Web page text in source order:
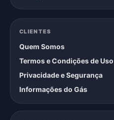
CLIENTES
Quem Somos
Termos e Condições de Uso
Privacidade e Segurança
Informações do Gás